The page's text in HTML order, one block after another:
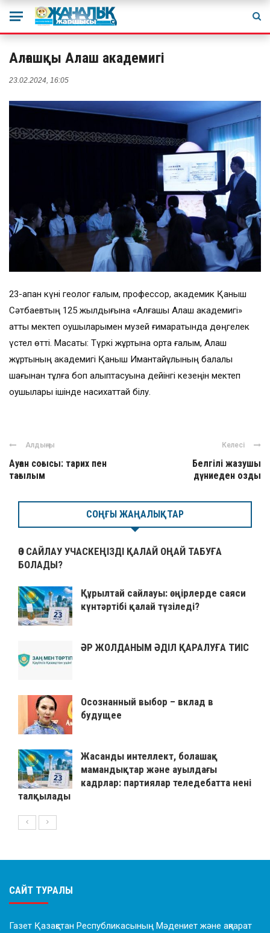
Алғашқы Алаш академигі
23.02.2024, 16:05
23-ақпан күні геолог ғалым, профессор, академик Қаныш
Сәтбаевтың 125 жылдығына «Алғашқы Алаш академигі»
атты мектеп оқушыларымен музей ғимаратында дөңгелек
үстел өтті. Мақсаты: Түркі жұртына ортақ ғалым, Алаш
жұртының академигі Қаныш Имантайұлының балалық
шағынан тұлға боп қалыптасуына дейінгі кезеңін мектеп
оқушылары ішінде насихаттай білу.
Алдыңғы
Ауған соғысы: тарих пен
тағылым
Келесі
Белгілі жазушы
дүниеден озды
СОҢҒЫ ЖАҢАЛЫҚТАР
ӨЗ САЙЛАУ УЧАСКЕҢІЗДІ ҚАЛАЙ ОҢАЙ ТАБУҒА
БОЛАДЫ?
Құрылтай сайлауы: өңірлерде саяси
күнтәртібі қалай түзіледі?
ӘР ЖОЛДАНЫМ ӘДІЛ ҚАРАЛУҒА ТИІС
Осознанный выбор – вклад в
будущее
Жасанды интеллект, болашақ
мамандықтар және ауылдағы
кадрлар: партиялар теледебатта нені
талқылады
САЙТ ТУРАЛЫ
Газет Қазақстан Республикасының Мәдениет және ақпарат